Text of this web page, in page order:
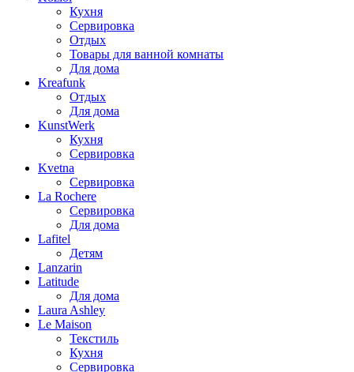
Кухня
Сервировка
Отдых
Товары для ванной комнаты
Для дома
Kreafunk
Отдых
Для дома
KunstWerk
Кухня
Сервировка
Kvetna
Сервировка
La Rochere
Сервировка
Для дома
Lafitel
Детям
Lanzarin
Latitude
Для дома
Laura Ashley
Le Maison
Текстиль
Кухня
Сервировка